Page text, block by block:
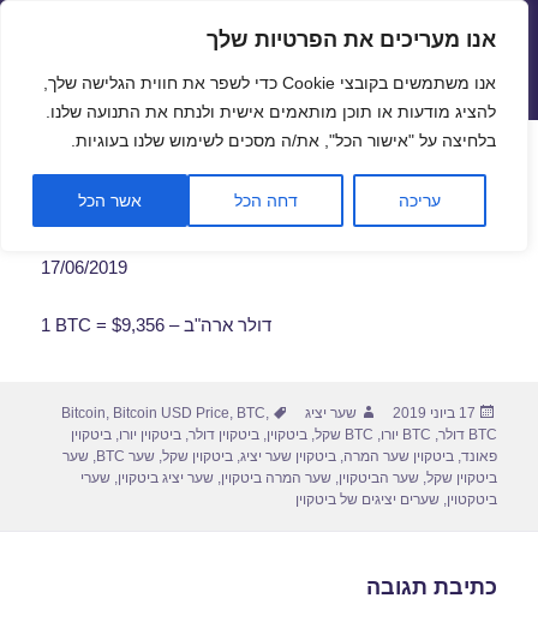
פתח
אנו מעריכים את הפרטיות שלך
אנו משתמשים בקובצי Cookie כדי לשפר את חווית הגלישה שלך,
להציג מודעות או תוכן מותאמים אישית ולנתח את התנועה שלנו.
בלחיצה על "אישור הכל", את/ה מסכים לשימוש שלנו בעוגיות.
עריכה דחה הכל אשר הכל
שערי חליפין יציגים – שער יציג
תפריטים
ווידג'טים
שער ביטקוין לתאריך 17/06/2019
17/06/2019
1 BTC = $9,356 – דולר ארה"ב
פורסם
בתאריך
17 ביוני 2019 מחבר
שער יציג תגיות Bitcoin, Bitcoin USD Price, BTC,
BTC דולר
, BTC יורו , BTC שקל ,ביטקוין,ביטקוין דולר,ביטקוין יורו,ביטקוין
פאונד,ביטקוין שער המרה,ביטקוין שער יציג,ביטקוין שקל,שער BTC ,שער
ביטקוין שקל,שער הביטקוין,שער המרה ביטקוין,שער יציג ביטקוין,שערי
ביטקטוין,שערים יציגים של ביטקוין
כתיבת תגובה